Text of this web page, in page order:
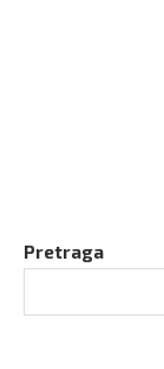
Pretraga